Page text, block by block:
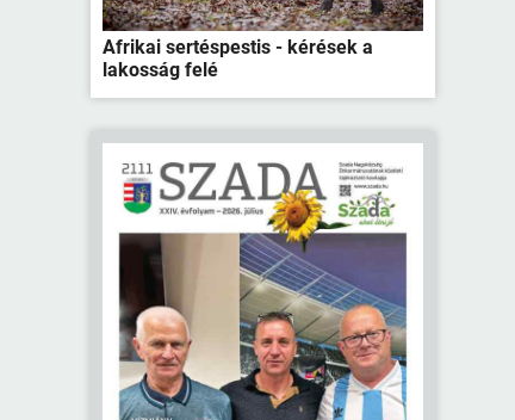
Afrikai sertéspestis - kérések a
lakosság felé